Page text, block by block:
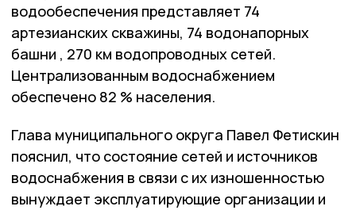
водообеспечения представляет 74
артезианских скважины, 74 водонапорных
башни , 270 км водопроводных сетей.
Централизованным водоснабжением
обеспечено 82 % населения.
Глава муниципального округа Павел Фетискин
пояснил, что состояние сетей и источников
водоснабжения в связи с их изношенностью
вынуждает эксплуатирующие организации и